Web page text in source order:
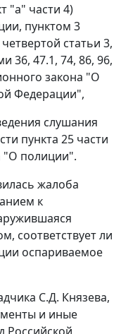
"а" части 4)
пунктом 3
статьи 3,
36, 47.1, 74, 86, 96,
закона "О
Федерации",
слушания
пункта 25 части
"О полиции".
жалоба
к
соответствует ли
оспариваемое
С.Д. Князева,
и иные